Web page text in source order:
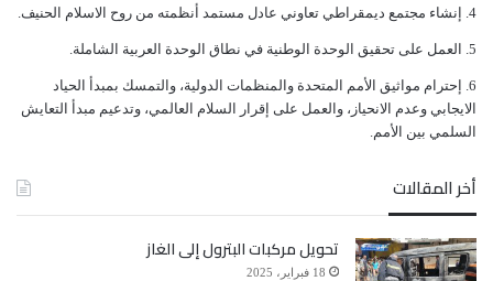
ﺇﻧﺸﺎﺀ ﻣﺠﺘﻤﻊ ﺩﻳﻤﻘﺮﺍﻃﻲ ﺗﻌﺎﻭﻧﻲ ﻋﺎﺩﻝ ﻣﺴﺘﻤﺪ ﺃﻧﻈﻤﺘﻪ ﻣﻦ ﺭﻭﺡ ﺍﻻﺳﻼﻡ ﺍﻟﺤﻨﻴﻒ.
ﺍﻟﻌﻤﻞ ﻋﻠﻰ ﺗﺤﻘﻴﻖ ﺍﻟﻮﺣﺪﺓ ﺍﻟﻮﻃﻨﻴﺔ ﻓﻲ ﻧﻄﺎﻕ ﺍﻟﻮﺣﺪﺓ ﺍﻟﻌﺮﺑﻴﺔ ﺍﻟﺸﺎﻣﻠﺔ.
ﺇﺣﺘﺮﺍﻡ ﻣﻮﺍﺛﻴﻖ الأﻣﻢ ﺍﻟﻤﺘﺤﺪﺓ ﻭﺍﻟﻤﻨﻈﻤﺎﺕ ﺍﻟﺪﻭﻟﻴﺔ، ﻭﺍﻟﺘﻤﺴﻚ ﺑﻤﺒﺪﺃ ﺍﻟﺤﻴﺎﺩ
ﺍﻻﻳﺠﺎﺑﻲ ﻭﻋﺪﻡ ﺍﻻﻧﺤﻴﺎﺯ، ﻭﺍﻟﻌﻤﻞ ﻋﻠﻰ ﺇﻗﺮﺍﺭ ﺍﻟﺴﻼﻡ ﺍﻟﻌﺎﻟﻤﻲ، ﻭﺗﺪﻋﻴﻢ ﻣﺒﺪﺃ ﺍﻟﺘﻌﺎﻳﺶ
ﺍﻟﺴﻠﻤﻲ ﺑﻴﻦ ﺍﻷﻣﻢ.
أخر المقالات
تحويل مركبات البترول إلى الغاز
18 فبراير، 2025